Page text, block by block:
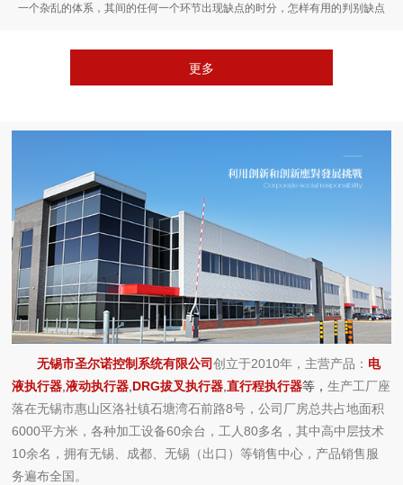
一个杂乱的体系，其间的任何一个环节出现缺点的时分，怎样有用的判别缺点
更多
无锡市圣尔诺控制系统有限公司创立于2010年，主营产品： 电
液执行器 ,液动执行器 DRG拔叉执行器 ,直行程执行器等，生产工厂座
落在无锡市惠山区洛社镇石塘湾石前路8号 ，公司厂房总共占地面积
6000平方米，各种加工设备60余台，工人80多名，其中高中层技术
10余名，拥有无锡、成都、无锡（出口）等销售中心，产品销售服
务遍布全国。